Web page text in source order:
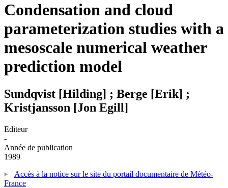
Condensation and cloud
parameterization studies with a
mesoscale numerical weather
prediction model
Sundqvist [Hilding] ; Berge [Erik] ;
Kristjansson [Jon Egill]
Editeur
-
Année de publication
1989
Accès à la notice sur le site du portail documentaire de Météo-
France